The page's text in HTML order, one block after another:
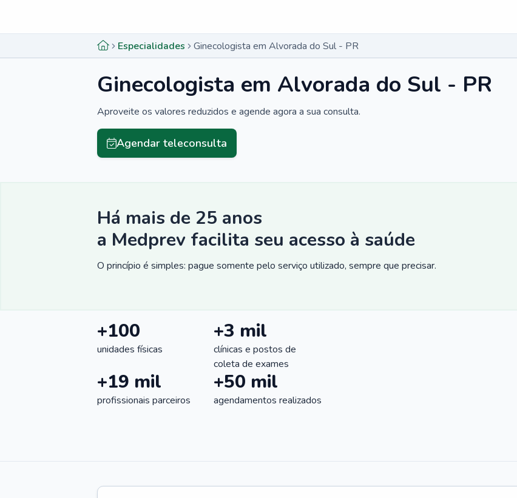
Especialidades Ginecologista em Alvorada do Sul - PR
Ginecologista em Alvorada do Sul - PR
Aproveite os valores reduzidos e agende agora a sua consulta.
Agendar teleconsulta
Há mais de 25 anos
a Medprev facilita seu acesso à saúde
O princípio é simples: pague somente pelo serviço utilizado, sempre que precisar.
+100
unidades físicas
+3 mil
clínicas e postos de
coleta de exames
+19 mil
profissionais parceiros
+50 mil
agendamentos realizados